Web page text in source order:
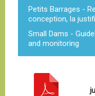
Petits Barrages -
conception, la
Small Dams -
and monitoring